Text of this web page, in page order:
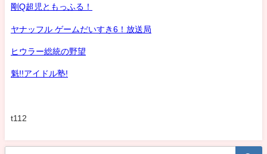
剛Q超児ともっふる！
ヤナッフル ゲームだいすき6！放送局
ヒウラー総統の野望
魁!!アイドル塾!
t112